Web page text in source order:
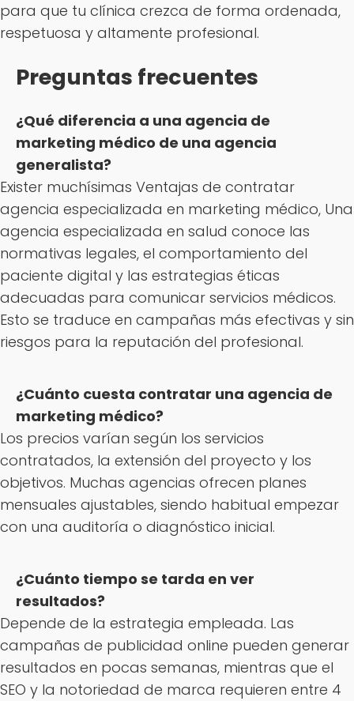
para que tu clínica crezca de forma ordenada,
respetuosa y altamente profesional.
Preguntas frecuentes
¿Qué diferencia a una agencia de
marketing médico de una agencia
generalista?
Exister muchísimas Ventajas de contratar
agencia especializada en marketing médico, Una
agencia especializada en salud conoce las
normativas legales, el comportamiento del
paciente digital y las estrategias éticas
adecuadas para comunicar servicios médicos.
Esto se traduce en campañas más efectivas y sin
riesgos para la reputación del profesional.
¿Cuánto cuesta contratar una agencia de
marketing médico?
Los precios varían según los servicios
contratados, la extensión del proyecto y los
objetivos. Muchas agencias ofrecen planes
mensuales ajustables, siendo habitual empezar
con una auditoría o diagnóstico inicial.
¿Cuánto tiempo se tarda en ver
resultados?
Depende de la estrategia empleada. Las
campañas de publicidad online pueden generar
resultados en pocas semanas, mientras que el
SEO y la notoriedad de marca requieren entre 4